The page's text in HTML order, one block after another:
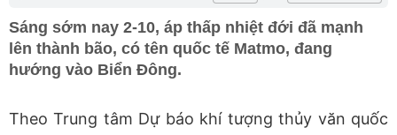
Sáng sớm nay 2-10, áp thấp nhiệt đới đã mạnh
lên thành bão, có tên quốc tế Matmo, đang
hướng vào Biển Đông.
Theo Trung tâm Dự báo khí tượng thủy văn quốc